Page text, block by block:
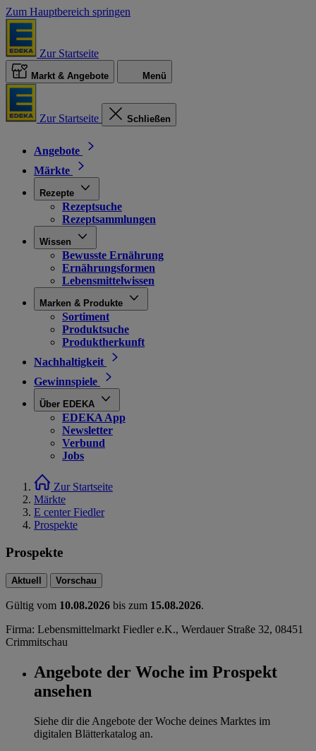
Zum Hauptbereich springen
Zur Startseite
Markt & Angebote Menü
Zur Startseite Schließen
Angebote
Märkte
Rezepte
Rezeptsuche
Rezeptsammlungen
Wissen
Bewusste Ernährung
Ernährungsformen
Lebensmittelwissen
Marken & Produkte
Sortiment
Produktsuche
Produktherkunft
Nachhaltigkeit
Gewinnspiele
Über EDEKA
EDEKA App
Newsletter
Verbund
Jobs
Zur Startseite
Märkte
E center Fiedler
Prospekte
Prospekte
Aktuell Vorschau
Gültig vom 10.08.2026 bis zum 15.08.2026.
Firma: Lebensmittelmarkt Fiedler e.K., Werdauer Straße 32, 08451
Crimmitschau
Angebote der Woche im Prospekt
ansehen
Siehe dir die Angebote der Woche deines Marktes im
digitalen Blätterkatalog an.